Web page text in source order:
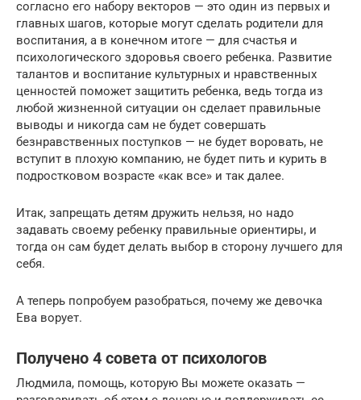
согласно его набору векторов — это один из первых и
главных шагов, которые могут сделать родители для
воспитания, а в конечном итоге — для счастья и
психологического здоровья своего ребенка. Развитие
талантов и воспитание культурных и нравственных
ценностей поможет защитить ребенка, ведь тогда из
любой жизненной ситуации он сделает правильные
выводы и никогда сам не будет совершать
безнравственных поступков — не будет воровать, не
вступит в плохую компанию, не будет пить и курить в
подростковом возрасте «как все» и так далее.
Итак, запрещать детям дружить нельзя, но надо
задавать своему ребенку правильные ориентиры, и
тогда он сам будет делать выбор в сторону лучшего для
себя.
А теперь попробуем разобраться, почему же девочка
Ева ворует.
Получено 4 совета от психологов
Людмила, помощь, которую Вы можете оказать —